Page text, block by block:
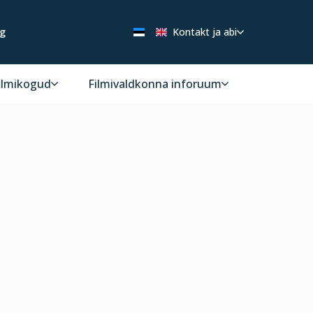
Kontakt ja abi
Filmivaldkonna inforuum